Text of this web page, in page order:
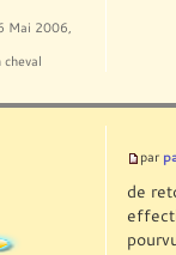
Mai 2006,
cheval
par
de